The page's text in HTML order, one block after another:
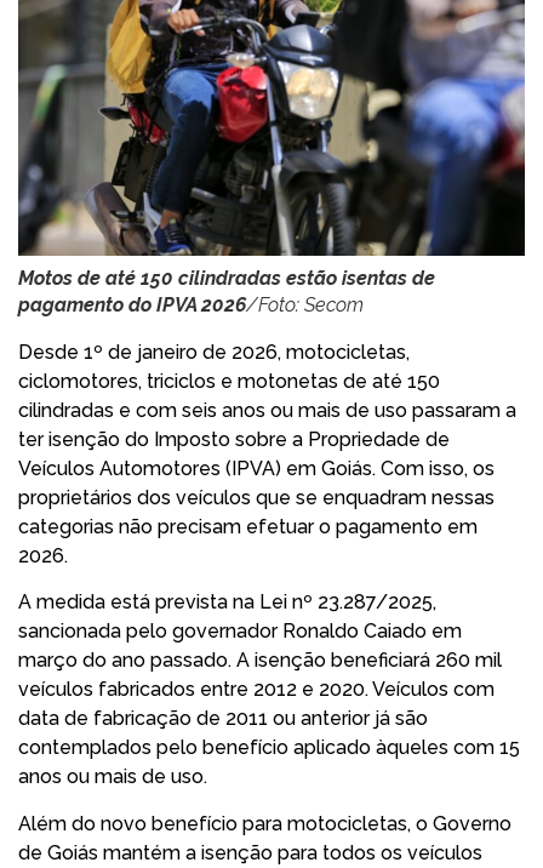
Motos de até 150 cilindradas estão isentas de
pagamento do IPVA 2026/Foto: Secom
Desde 1º de janeiro de 2026, motocicletas,
ciclomotores, triciclos e motonetas de até 150
cilindradas e com seis anos ou mais de uso passaram a
ter isenção do Imposto sobre a Propriedade de
Veículos Automotores (IPVA) em Goiás. Com isso, os
proprietários dos veículos que se enquadram nessas
categorias não precisam efetuar o pagamento em
2026.
A medida está prevista na Lei nº 23.287/2025,
sancionada pelo governador Ronaldo Caiado em
março do ano passado. A isenção beneficiará 260 mil
veículos fabricados entre 2012 e 2020. Veículos com
data de fabricação de 2011 ou anterior já são
contemplados pelo benefício aplicado àqueles com 15
anos ou mais de uso.
Além do novo benefício para motocicletas, o Governo
de Goiás mantém a isenção para todos os veículos